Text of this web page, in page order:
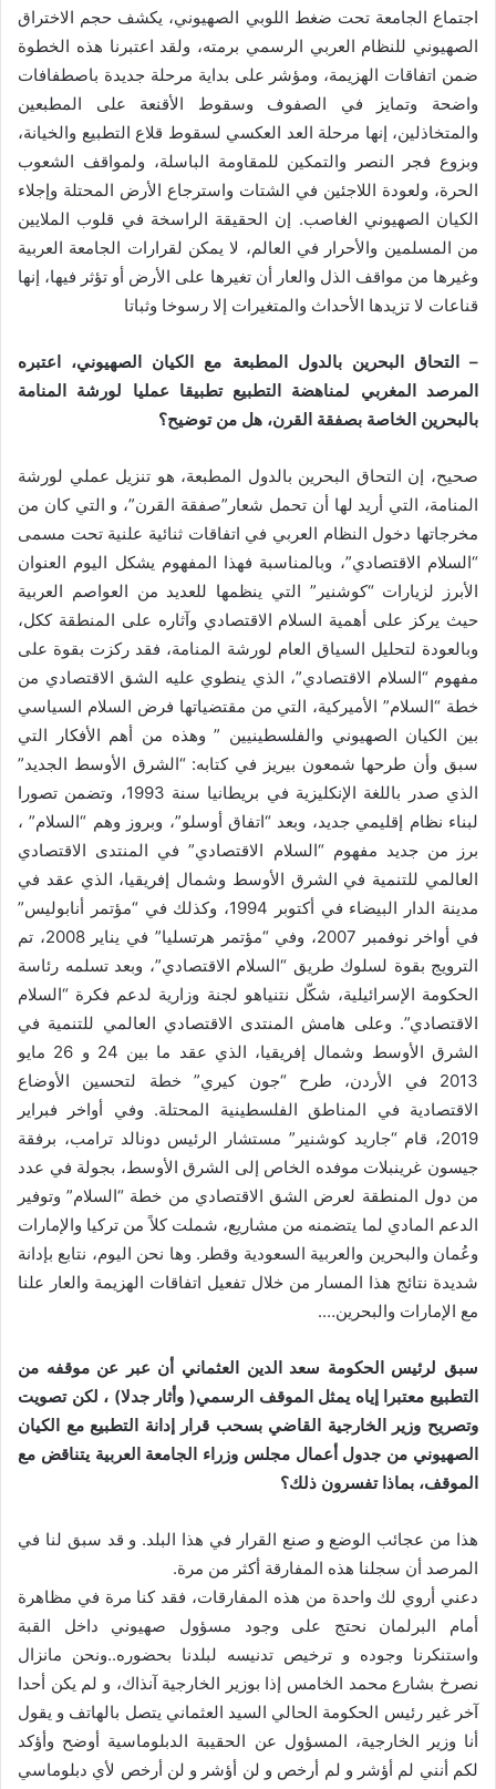
اجتماع الجامعة تحت ضغط اللوبي الصهيوني، يكشف حجم الاختراق
الصهيوني للنظام العربي الرسمي برمته، ولقد اعتبرنا هذه الخطوة
ضمن اتفاقات الهزيمة، ومؤشر على بداية مرحلة جديدة باصطفافات
واضحة وتمايز في الصفوف وسقوط الأقنعة على المطبعين
والمتخاذلين، إنها مرحلة العد العكسي لسقوط قلاع التطبيع والخيانة،
وبزوع فجر النصر والتمكين للمقاومة الباسلة، ولمواقف الشعوب
الحرة، ولعودة اللاجئين في الشتات واسترجاع الأرض المحتلة وإجلاء
الكيان الصهيوني الغاصب. إن الحقيقة الراسخة في قلوب الملايين
من المسلمين والأحرار في العالم، لا يمكن لقرارات الجامعة العربية
وغيرها من مواقف الذل والعار أن تغيرها على الأرض أو تؤثر فيها، إنها
قناعات لا تزيدها الأحداث والمتغيرات إلا رسوخا وثباتا
– التحاق البحرين بالدول المطبعة مع الكيان الصهيوني، اعتبره
المرصد المغربي لمناهضة التطبيع تطبيقا عمليا لورشة المنامة
بالبحرين الخاصة بصفقة القرن، هل من توضيح؟
صحيح، إن التحاق البحرين بالدول المطبعة، هو تنزيل عملي لورشة
المنامة، التي أريد لها أن تحمل شعار”صفقة القرن”، و التي كان من
مخرجاتها دخول النظام العربي في اتفاقات ثنائية علنية تحت مسمى
“السلام الاقتصادي”، وبالمناسبة فهذا المفهوم يشكل اليوم العنوان
الأبرز لزيارات “كوشنير” التي ينظمها للعديد من العواصم العربية
حيث يركز على أهمية السلام الاقتصادي وآثاره على المنطقة ككل،
وبالعودة لتحليل السياق العام لورشة المنامة، فقد ركزت بقوة على
مفهوم “السلام الاقتصادي”، الذي ينطوي عليه الشق الاقتصادي من
خطة “السلام” الأميركية، التي من مقتضياتها فرض السلام السياسي
بين الكيان الصهيوني والفلسطينيين ” وهذه من أهم الأفكار التي
سبق وأن طرحها شمعون بيريز في كتابه: “الشرق الأوسط الجديد”
الذي صدر باللغة الإنكليزية في بريطانيا سنة 1993، وتضمن تصورا
لبناء نظام إقليمي جديد، وبعد “اتفاق أوسلو”، وبروز وهم “السلام” ،
برز من جديد مفهوم “السلام الاقتصادي” في المنتدى الاقتصادي
العالمي للتنمية في الشرق الأوسط وشمال إفريقيا، الذي عقد في
مدينة الدار البيضاء في أكتوبر 1994، وكذلك في “مؤتمر أنابوليس”
في أواخر نوفمبر 2007، وفي “مؤتمر هرتسليا” في يناير 2008، تم
الترويج بقوة لسلوك طريق “السلام الاقتصادي”، وبعد تسلمه رئاسة
الحكومة الإسرائيلية، شكّل نتنياهو لجنة وزارية لدعم فكرة “السلام
الاقتصادي”. وعلى هامش المنتدى الاقتصادي العالمي للتنمية في
الشرق الأوسط وشمال إفريقيا، الذي عقد ما بين 24 و 26 مايو
2013 في الأردن، طرح “جون كيري” خطة لتحسين الأوضاع
الاقتصادية في المناطق الفلسطينية المحتلة. وفي أواخر فبراير
2019، قام “جاريد كوشنير” مستشار الرئيس دونالد ترامب، برفقة
جيسون غرينبلات موفده الخاص إلى الشرق الأوسط، بجولة في عدد
من دول المنطقة لعرض الشق الاقتصادي من خطة “السلام” وتوفير
الدعم المادي لما يتضمنه من مشاريع، شملت كلاً من تركيا والإمارات
وعُمان والبحرين والعربية السعودية وقطر. وها نحن اليوم، نتابع بإدانة
شديدة نتائج هذا المسار من خلال تفعيل اتفاقات الهزيمة والعار علنا
مع الإمارات والبحرين….
سبق لرئيس الحكومة سعد الدين العثماني أن عبر عن موقفه من
التطبيع معتبرا إياه يمثل الموقف الرسمي( وأثار جدلا) ، لكن تصويت
وتصريح وزير الخارجية القاضي بسحب قرار إدانة التطبيع مع الكيان
الصهيوني من جدول أعمال مجلس وزراء الجامعة العربية يتناقض مع
الموقف، بماذا تفسرون ذلك؟
هذا من عجائب الوضع و صنع القرار في هذا البلد. و قد سبق لنا في
المرصد أن سجلنا هذه المفارقة أكثر من مرة.
دعني أروي لك واحدة من هذه المفارقات، فقد كنا مرة في مظاهرة
أمام البرلمان نحتج على وجود مسؤول صهيوني داخل القبة
واستنكرنا وجوده و ترخيص تدنيسه لبلدنا بحضوره..ونحن مانزال
نصرخ بشارع محمد الخامس إذا بوزير الخارجية آنذاك، و لم يكن أحدا
آخر غير رئيس الحكومة الحالي السيد العثماني يتصل بالهاتف و يقول
أنا وزير الخارجية، المسؤول عن الحقيبة الدبلوماسية أوضح وأؤكد
لكم أنني لم أؤشر و لم أرخص و لن أؤشر و لن أرخص لأي دبلوماسي